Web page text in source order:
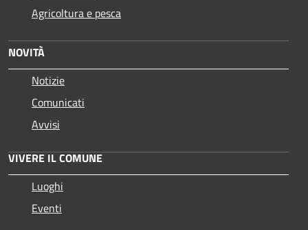
Agricoltura e pesca
NOVITÀ
Notizie
Comunicati
Avvisi
VIVERE IL COMUNE
Luoghi
Eventi